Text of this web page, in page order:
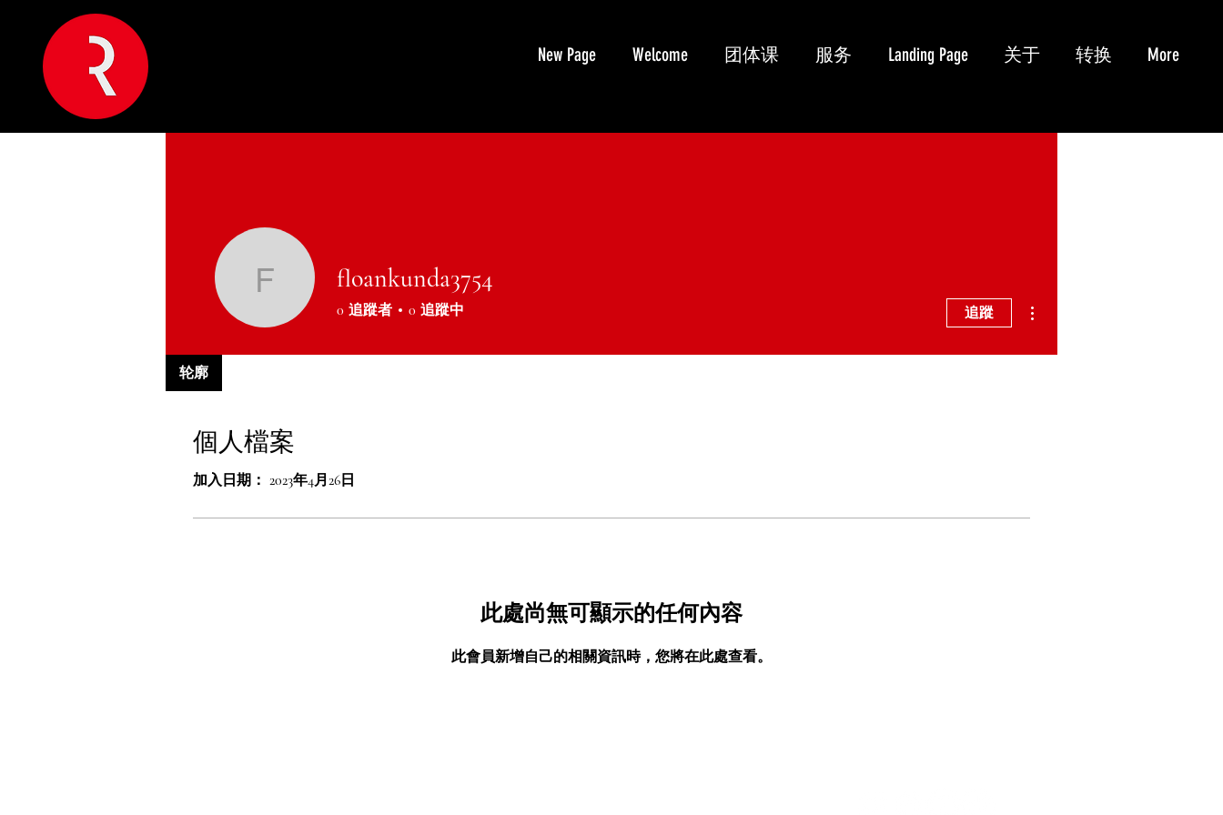
New Page Welcome 团体课 服务 Landing Page 关于 转换 More
個人檔案
加入日期： 2023年4月26日
此處尚無可顯示的任何內容
此會員新增自己的相關資訊時，您將在此處查看。
floankunda3754
floankunda3754
0 追蹤者 0 追蹤中 追蹤
轮廓